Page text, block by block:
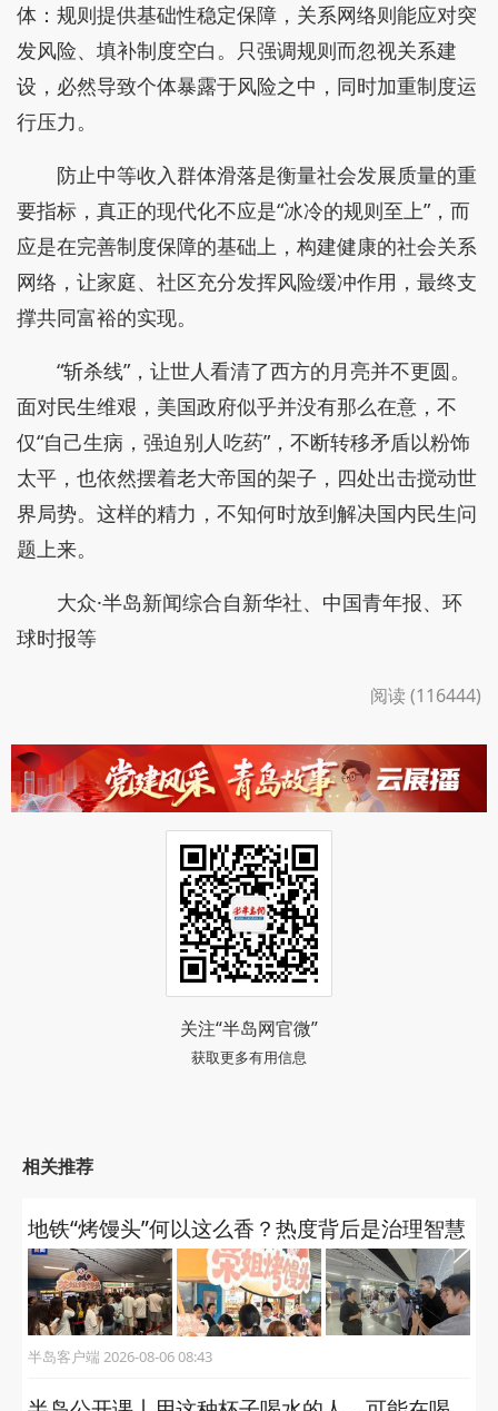
体：规则提供基础性稳定保障，关系网络则能应对突
发风险、填补制度空白。只强调规则而忽视关系建
设，必然导致个体暴露于风险之中，同时加重制度运
行压力。
防止中等收入群体滑落是衡量社会发展质量的重
要指标，真正的现代化不应是“冰冷的规则至上”，而
应是在完善制度保障的基础上，构建健康的社会关系
网络，让家庭、社区充分发挥风险缓冲作用，最终支
撑共同富裕的实现。
“斩杀线”，让世人看清了西方的月亮并不更圆。
面对民生维艰，美国政府似乎并没有那么在意，不
仅“自己生病，强迫别人吃药”，不断转移矛盾以粉饰
太平，也依然摆着老大帝国的架子，四处出击搅动世
界局势。这样的精力，不知何时放到解决国内民生问
题上来。
大众·半岛新闻综合自新华社、中国青年报、环
球时报等
阅读 (116444)
关注“半岛网官微”
获取更多有用信息
相关推荐
地铁“烤馒头”何以这么香？热度背后是治理智慧
半岛客户端 2026-08-06 08:43